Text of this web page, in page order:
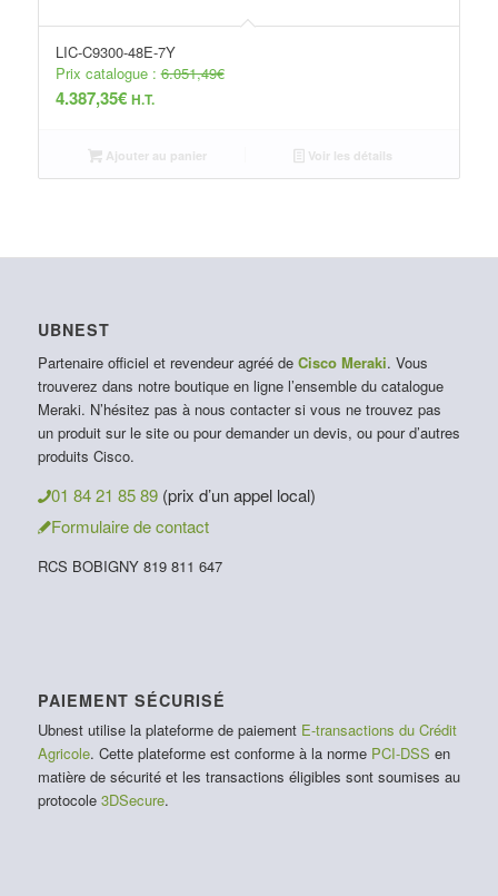
LIC-C9300-48E-7Y
Prix catalogue :6.051,49€
4.387,35€ H.T.
Ajouter au panier Voir les détails
UBNEST
Partenaire officiel et revendeur agréé de Cisco Meraki. Vous
trouverez dans notre boutique en ligne l’ensemble du catalogue
Meraki. N’hésitez pas à nous contacter si vous ne trouvez pas
un produit sur le site ou pour demander un devis, ou pour d’autres
produits Cisco.
01 84 21 85 89 (prix d’un appel local)
Formulaire de contact
RCS BOBIGNY 819 811 647
PAIEMENT SÉCURISÉ
Ubnest utilise la plateforme de paiement E-transactions du Crédit
Agricole. Cette plateforme est conforme à la norme PCI-DSS en
matière de sécurité et les transactions éligibles sont soumises au
protocole 3DSecure.